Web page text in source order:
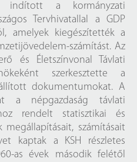
indított a kormányzati
Tervhivatallal a GDP
amelyek kiegészítették a
számítást. Az
és Életszínvonal Távlati
szerkesztette a
dokumentumokat. A
a népgazdaság távlati
rendelt statisztikai és
megállapításait, számításait
kaptak a KSH részletes
as évek második felétől